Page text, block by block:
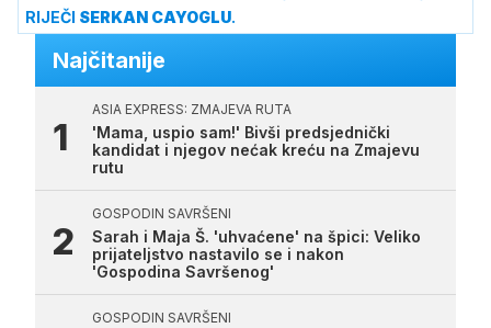
RIJEČI SERKAN CAYOGLU.
Najčitanije
ASIA EXPRESS: ZMAJEVA RUTA
'Mama, uspio sam!' Bivši predsjednički
kandidat i njegov nećak kreću na Zmajevu
rutu
GOSPODIN SAVRŠENI
Sarah i Maja Š. 'uhvaćene' na špici: Veliko
prijateljstvo nastavilo se i nakon
'Gospodina Savršenog'
GOSPODIN SAVRŠENI